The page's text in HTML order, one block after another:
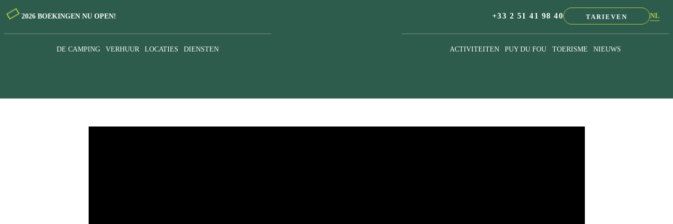
2026 BOEKINGEN NU OPEN! +33 2 51 41 98 40 TARIEVEN
NL
DE CAMPING VERHUUR LOCATIES DIENSTEN ACTIVITEITEN PUY DU FOU TOERISME NIEUWS